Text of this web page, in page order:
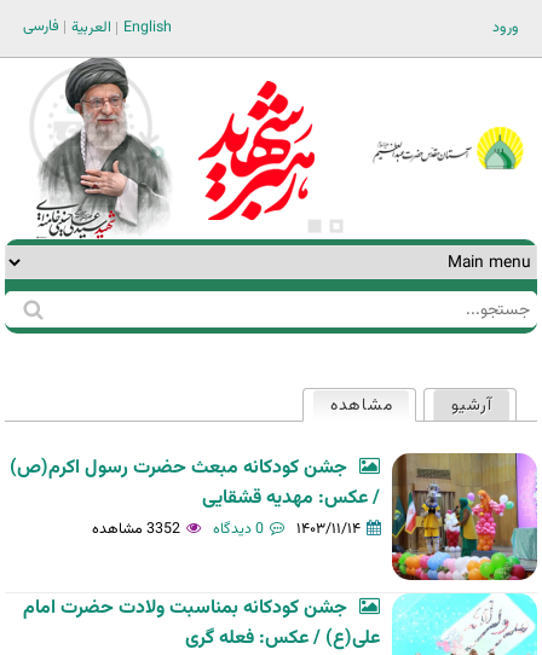
ورود فارسی العربية English
فرم
جستجو
اولیه
آرشیو مشاهده
جشن کودکانه مبعث حضرت رسول اکرم(ص)
/ عکس: مهدیه قشقایی
۱۴۰۳/۱۱/۱۴ 0 دیدگاه 3352 مشاهده
جشن کودکانه بمناسبت ولادت حضرت امام
علی(ع) / عکس: فعله گری